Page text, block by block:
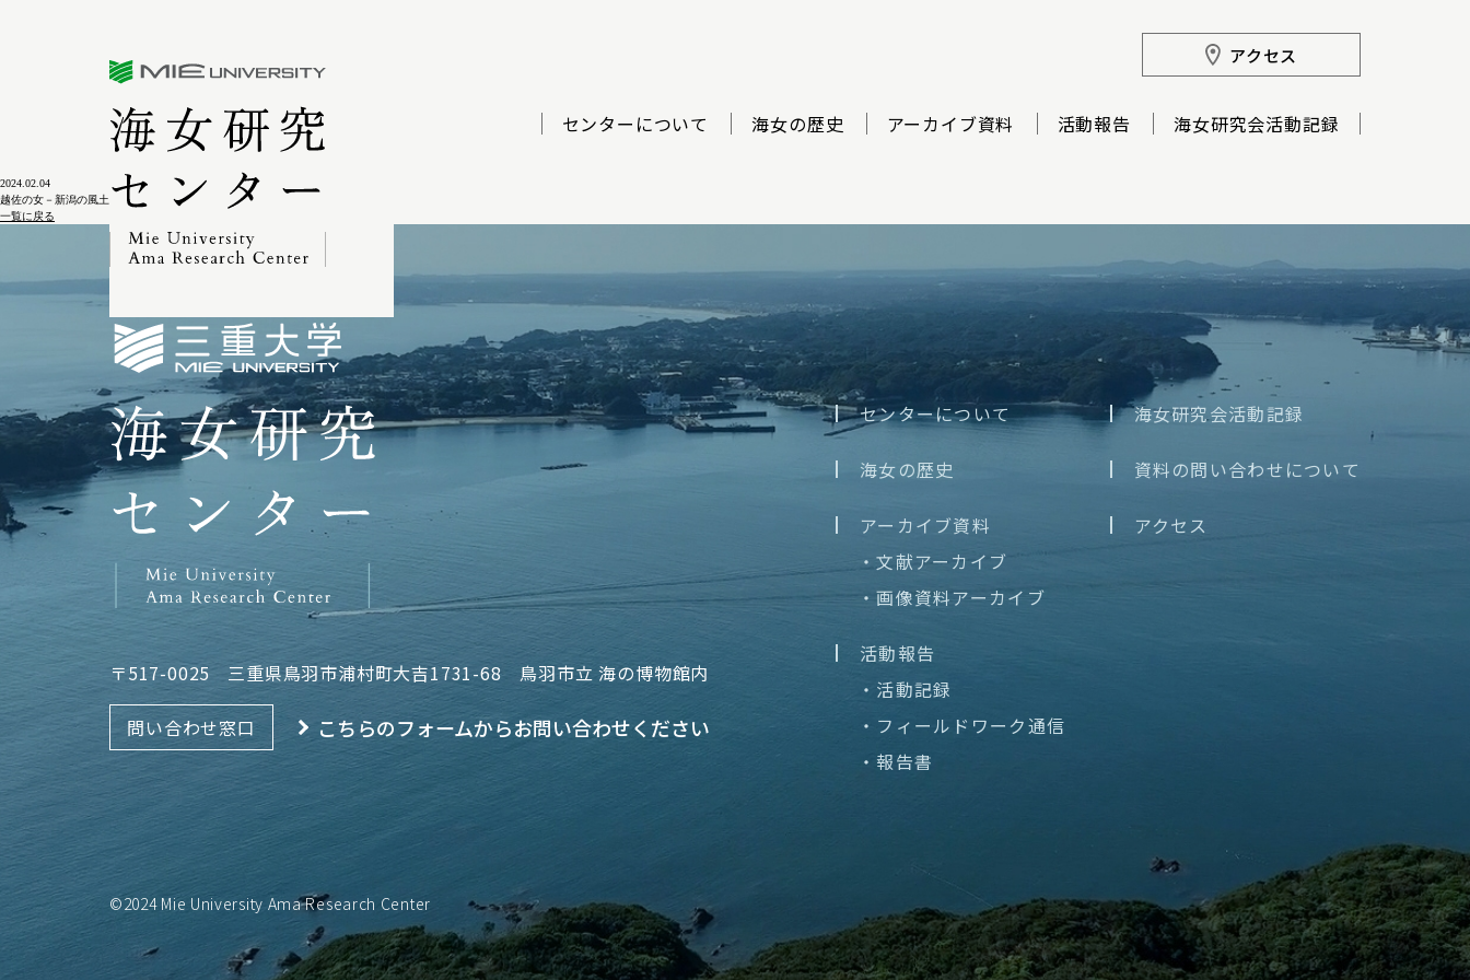
アクセス
センターについて 海女の歴史 アーカイブ資料 活動報告 海女研究会活動記録
2024.02.04
越佐の女－新潟の風土に生きる 〈清水重蔵写真集〉
一覧に戻る
〒517-0025 三重県鳥羽市浦村町大吉1731-68 鳥羽市立 海の博物館内
問い合わせ窓口 こちらのフォームからお問い合わせください
センターについて
海女の歴史
アーカイブ資料
・文献アーカイブ
・画像資料アーカイブ
活動報告
・活動記録
・フィールドワーク通信
・報告書
海女研究会活動記録
資料の問い合わせについて
アクセス
©2024 Mie University Ama Research Center